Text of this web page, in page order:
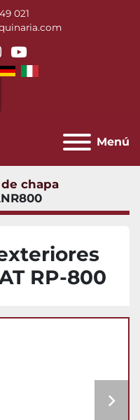
021
youtube
Menú
chapa
RP-800